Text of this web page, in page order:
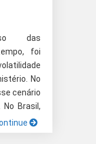
das
foi
No
cenário
Brasil,